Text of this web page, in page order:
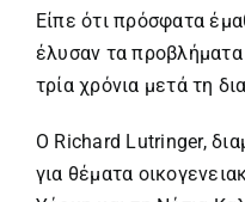
Είπε ότι πρόσφατα
έλυσαν τα προβλήματα
τρία χρόνια μετά τη
Ο Richard Lutringer,
για θέματα